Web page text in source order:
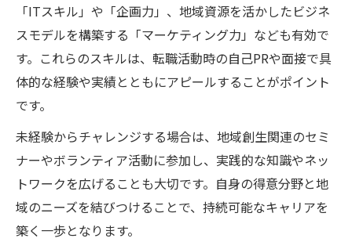
「ITスキル」や「企画力」、地域資源を活かしたビジネ
スモデルを構築する「マーケティング力」なども有効で
す。これらのスキルは、転職活動時の自己PRや面接で具
体的な経験や実績とともにアピールすることがポイント
です。
未経験からチャレンジする場合は、地域創生関連のセミ
ナーやボランティア活動に参加し、実践的な知識やネッ
トワークを広げることも大切です。自身の得意分野と地
域のニーズを結びつけることで、持続可能なキャリアを
築く一歩となります。